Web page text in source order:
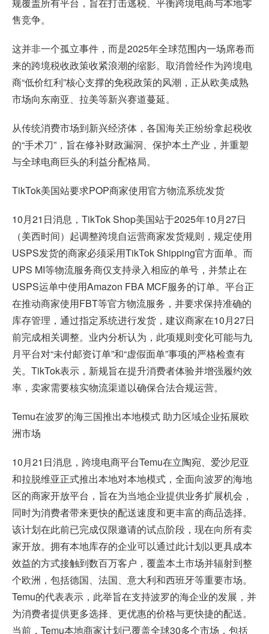
售竞争。
这并非一个孤立事件，而是2025年全球范围内一场席卷而
来的跨境税收政策收紧浪潮的缩影。取消曾经作为跨境电
商“低价红利”核心支撑的免税政策的风潮，正从欧美成熟
市场向东南亚、拉美等新兴赛道蔓延。
从传统消费市场到新兴经济体，各国海关正纷纷拿起税收
的“手术刀”，旨在修补财政漏洞、保护本土产业，并重塑
与全球电商巨头的利益分配格局。
TikTok美国站要求POP商家使用官方物流系统发货
10月21日消息，TikTok Shop美国站于2025年10月27日
（美西时间）起调整跨境自运营商家发货规则，规定使用
USPS发货的商家必须采用TikTok Shipping官方面单。而
UPS MI等物流服务商仅支持录入相应的单号，并禁止在
USPS运单中使用Amazon FBA MCF服务的订单。平台正
在推动商家使用FBT等官方物流服务，并要求保持准确的
库存管理，通过指定系统进行发货，建议商家在10月27日
前完成相关调整。业内分析认为，此项规则变化可能与九
月平台对“未付邮资订单”和“虚假面单”事项的严格检查有
关。TikTok表示，新规旨在提升消费者体验并增强履约效
率，卖家需要核实物流渠道以确保合法合规运营。
Temu在波罗的海三国推出本地模式 助力区域企业拓展欧
洲市场
10月21日消息，跨境电商平台Temu在立陶宛、爱沙尼亚
和拉脱维亚正式推出本地对本地模式，全面向波罗的海地
区的商家开放平台，旨在为当地企业提供业务扩展机会，
同时为消费者带来更快的配送速度和更丰富的商品选择。
该计划在此前已完成仅限邀请的试点阶段，现在向所有卖
家开放。拥有本地库存的企业可以通过此计划以更具成本
效益的方式接触到数百万客户，覆盖本土市场并辐射到整
个欧洲，包括德国、法国、意大利和西班牙等重要市场。
Temu的代表表示，此举旨在支持波罗的海企业的发展，并
为消费者提供更多选择、更优惠的价格与更快捷的配送。
当前，Temu本地商家计划已覆盖全球30多个市场，包括